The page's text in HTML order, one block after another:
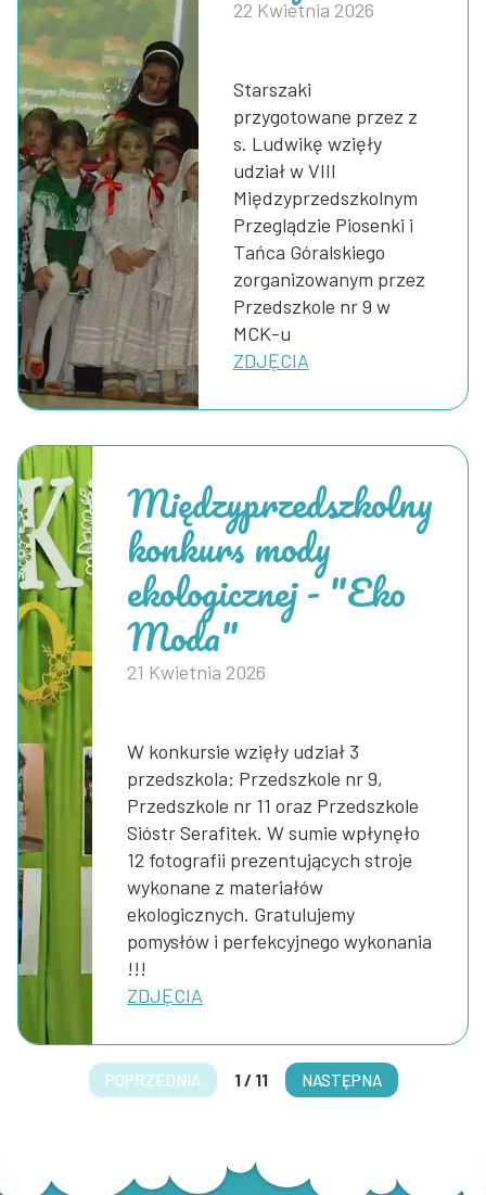
22 Kwietnia 2026
Starszaki
przygotowane przez z
s. Ludwikę wzięły
udział w VIII
Międzyprzedszkolnym
Przeglądzie Piosenki i
Tańca Góralskiego
zorganizowanym przez
Przedszkole nr 9 w
MCK-u
ZDJĘCIA
Międzyprzedszkolny
konkurs mody
ekologicznej - "Eko
Moda"
21 Kwietnia 2026
W konkursie wzięły udział 3
przedszkola: Przedszkole nr 9,
Przedszkole nr 11 oraz Przedszkole
Sióstr Serafitek. W sumie wpłynęło
12 fotografii prezentujących stroje
wykonane z materiałów
ekologicznych. Gratulujemy
pomysłów i perfekcyjnego wykonania
!!!
ZDJĘCIA
POPRZEDNIA 1/ 11 NASTĘPNA